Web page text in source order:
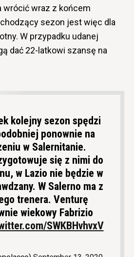
wrócić wraz z końcem
sezon jest więc dla
W przypadku udanej
dać 22-latkowi szansę na
kolejny sezon spędzi
ponownie na
w Salernitanie.
się z nimi do
w Lazio nie będzie w
W Salerno ma z
trenera. Venturę
wiekowy Fabrizio
SWKBHvhvxV